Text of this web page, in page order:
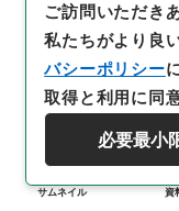
サムネイル 資
ご訪問いただき
私たちがより良
バシーポリシー
取得と利用に同
必要最小